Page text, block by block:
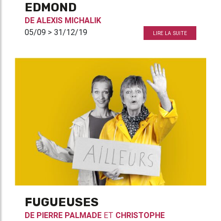
EDMOND
DE ALEXIS MICHALIK
05/09 > 31/12/19
LIRE LA SUITE
FUGUEUSES
DE PIERRE PALMADE ET CHRISTOPHE